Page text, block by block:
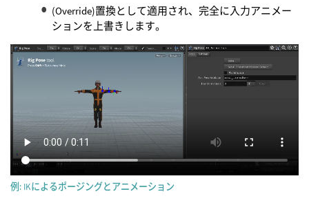
(Override)置換として適用され、完全に入力アニメー
ションを上書きします。
例: IKによるポージングとアニメーション